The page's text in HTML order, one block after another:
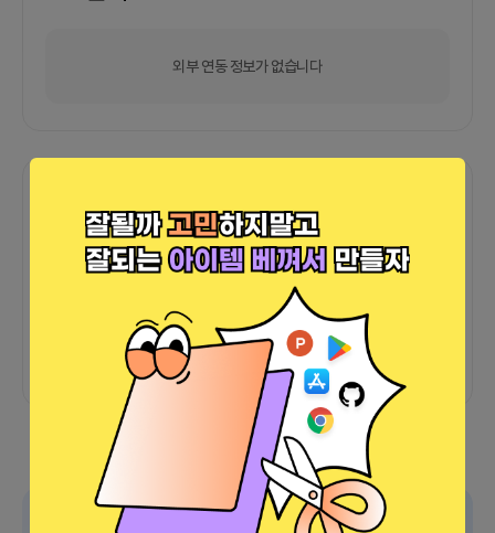
외부 연동 정보가 없습니다
커피챗 0 프로젝트 0 프로챗 0
아직 후기가 도착하지 않았습니다